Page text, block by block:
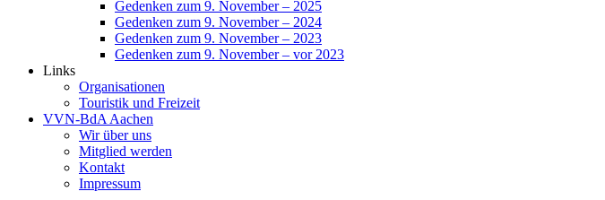
Gedenken zum 9. November – 2025
Gedenken zum 9. November – 2024
Gedenken zum 9. November – 2023
Gedenken zum 9. November – vor 2023
Links
Organisationen
Touristik und Freizeit
VVN-BdA Aachen
Wir über uns
Mitglied werden
Kontakt
Impressum